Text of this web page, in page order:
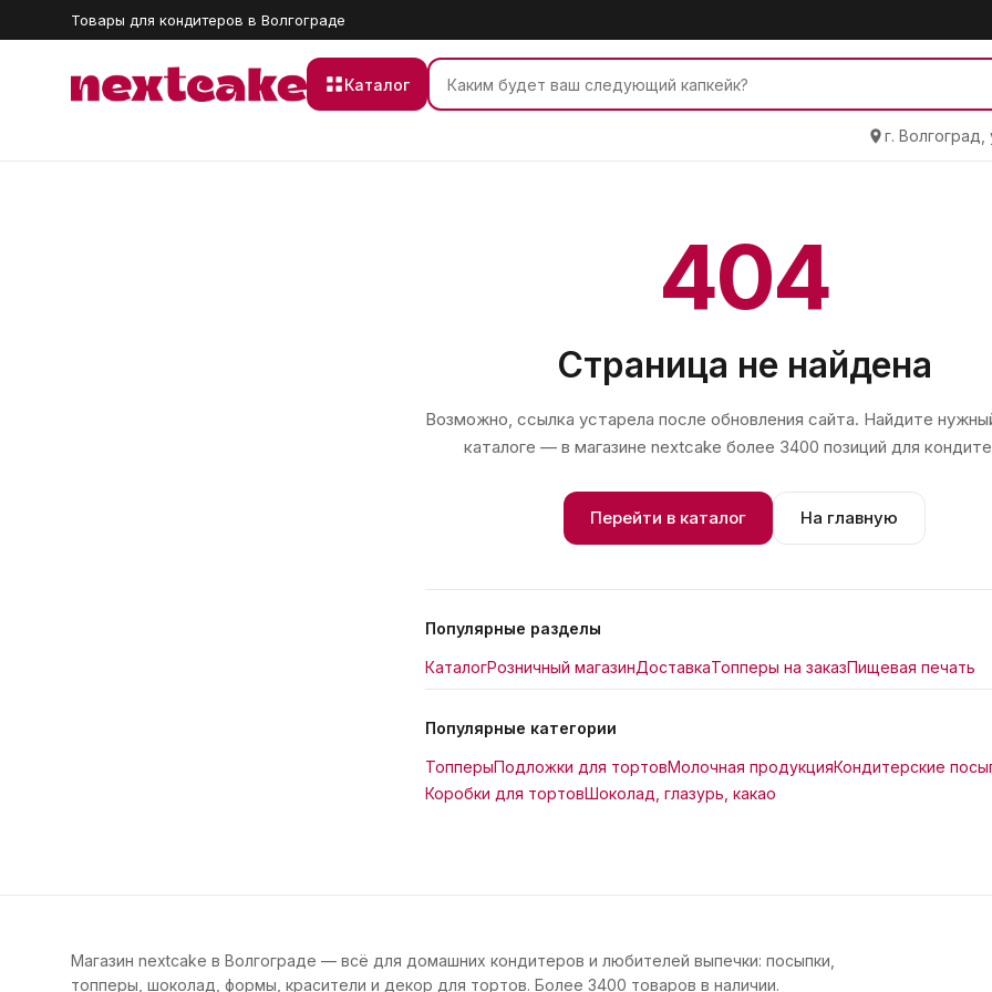
Товары для кондитеров в Волгограде
Каталог
г.
404
Страница не найдена
Возможно, ссылка устарела после обновления сайта. Найдите
каталоге — в магазине nextcake более 3400 позиций для
Перейти в каталог На главную
Популярные разделы
КаталогРозничный магазинДоставкаТопперы на заказПищевая печать
Популярные категории
ТопперыПодложки для тортовМолочная продукцияКондитерские
Коробки для тортовШоколад, глазурь, какао
Магазин nextcake в Волгограде — всё для домашних кондитеров и любителей выпечки: посыпки,
топперы, шоколад, формы, красители и декор для тортов. Более 3400 товаров в наличии.